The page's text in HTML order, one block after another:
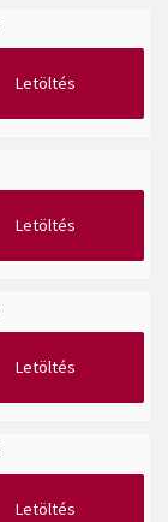
Letöltés
Letöltés
Letöltés
Letöltés